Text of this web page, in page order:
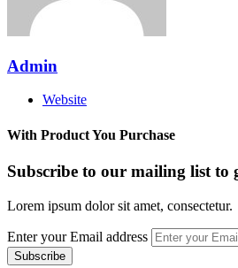
Admin
Website
With Product You Purchase
Subscribe to our mailing list to
Lorem ipsum dolor sit amet, consectetur.
Enter your Email address